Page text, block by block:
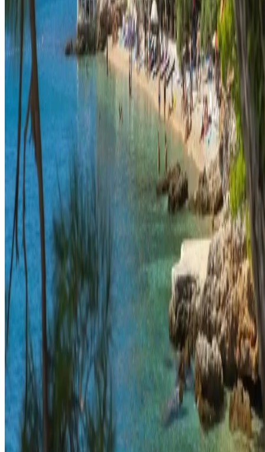
Согласие на использование файлов cookie
Политика конфиденциальности
Условия и положения
Авторские права © 2026, The Bristol Hotels & Resorts
Забронируйте проживание